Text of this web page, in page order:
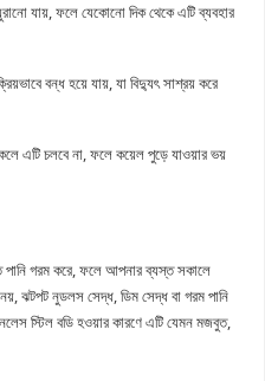
যায়, ফলে যেকোনো দিক থেকে এটি ব্যবহার
বন্ধ হয়ে যায়, যা বিদ্যুৎ সাশ্রয় করে
এটি চলবে না, ফলে কয়েল পুড়ে যাওয়ার ভয়
গরম করে, ফলে আপনার ব্যস্ত সকালে
ঝটপট নুডলস সেদ্ধ, ডিম সেদ্ধ বা গরম পানি
স্টিল বডি হওয়ার কারণে এটি যেমন মজবুত,